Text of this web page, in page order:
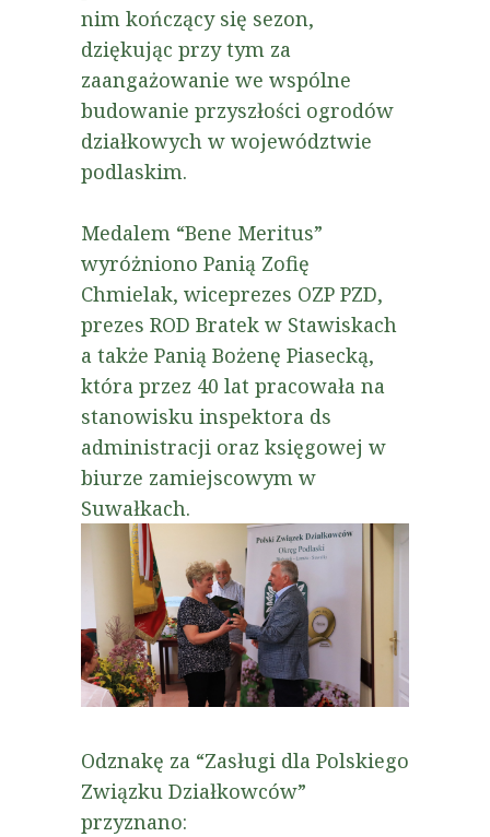
nim kończący się sezon,
dziękując przy tym za
zaangażowanie we wspólne
budowanie przyszłości ogrodów
działkowych w województwie
podlaskim.
Medalem “Bene Meritus”
wyróżniono Panią Zofię
Chmielak, wiceprezes OZP PZD,
prezes ROD Bratek w Stawiskach
a także Panią Bożenę Piasecką,
która przez 40 lat pracowała na
stanowisku inspektora ds
administracji oraz księgowej w
biurze zamiejscowym w
Suwałkach.
Odznakę za “Zasługi dla Polskiego
Związku Działkowców”
przyznano: